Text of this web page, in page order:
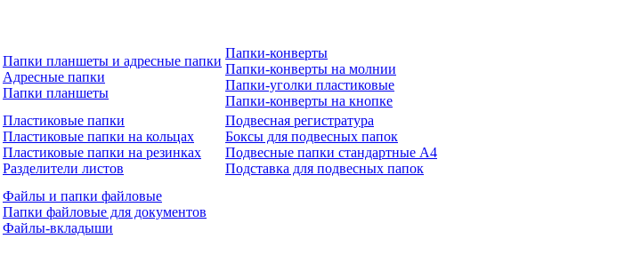
Папки планшеты и адресные папки
Адресные папки
Папки планшеты
Папки-конверты
Папки-конверты на молнии
Папки-уголки пластиковые
Папки-конверты на кнопке
Пластиковые папки
Пластиковые папки на кольцах
Пластиковые папки на резинках
Разделители листов
Подвесная регистратура
Боксы для подвесных папок
Подвесные папки стандартные А4
Подставка для подвесных папок
Файлы и папки файловые
Папки файловые для документов
Файлы-вкладыши